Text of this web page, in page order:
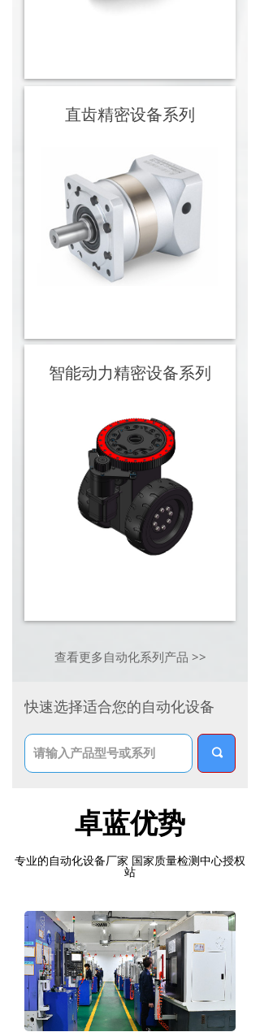
直齿精密设备系列
智能动力精密设备系列
查看更多自动化系列产品 >>
끠
快速选择适合您的自动化设备
卓蓝优势
专业的自动化设备厂家 国家质量检测中心授权
站